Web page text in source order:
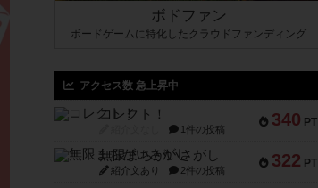
ボドファン
ボードゲームに特化したクラウドファンディング
アクセス数 急上昇中
340 PT
コレクト！
1件の投稿
322 PT
無限まちがいさがし
紹介文あり 2件の投稿